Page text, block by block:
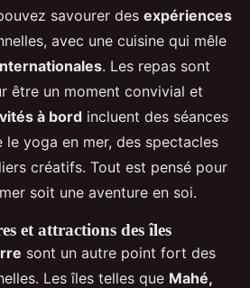
savourer des expériences
avec une cuisine qui mêle
. Les repas sont
être un moment convivial et
à bord incluent des séances
yoga en mer, des spectacles
créatifs. Tout est pensé pour
soit une aventure en soi.
et attractions des îles
sont un autre point fort des
Les îles telles que Mahé,